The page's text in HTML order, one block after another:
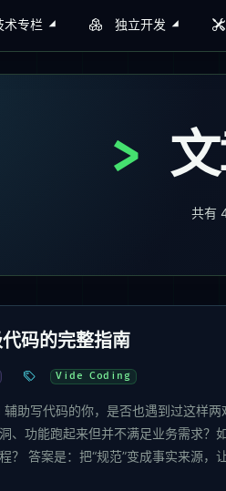
术专栏 独立开发
共有
码的完整指南
Vide Coding
助写代码的你，是否也遇到过这样两
、功能跑起来但并不满足业务需求？
？ 答案是：把“规范”变成事实来源